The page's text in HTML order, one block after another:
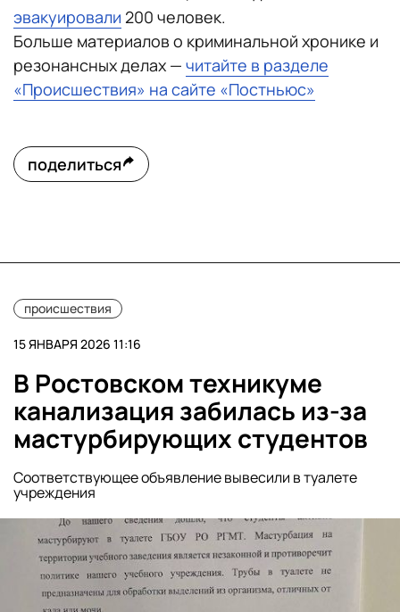
эвакуировали 200 человек.
Больше материалов о криминальной хронике и
резонансных делах — читайте в разделе
«Происшествия» на сайте «Постньюс»
поделиться
происшествия
15 ЯНВАРЯ 2026 11:16
В Ростовском техникуме
канализация забилась из-за
мастурбирующих студентов
Соответствующее объявление вывесили в туалете
учреждения